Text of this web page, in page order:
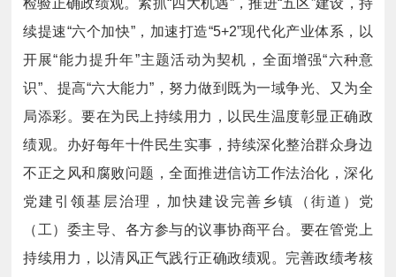
续提速“六个加快”，加速打造“5+2”现代化产业体系，以
开展“能力提升年”主题活动为契机，全面增强“六种意
识”、提高“六大能力”，努力做到既为一域争光、又为全
局添彩。要在为民上持续用力，以民生温度彰显正确政
绩观。办好每年十件民生实事，持续深化整治群众身边
不正之风和腐败问题，全面推进信访工作法治化，深化
党建引领基层治理，加快建设完善乡镇（街道）党
（工）委主导、各方参与的议事协商平台。要在管党上
持续用力，以清风正气践行正确政绩观。完善政绩考核